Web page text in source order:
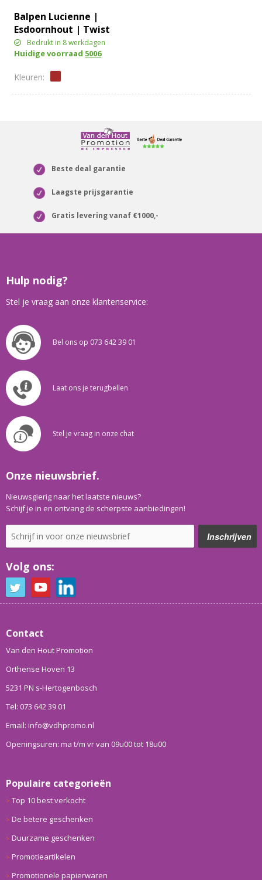
Balpen Lucienne |
Esdoornhout | Twist
Bedrukt in 8 werkdagen
Huidige voorraad 5006
Beste deal garantie
Laagste prijsgarantie
Gratis levering vanaf €1000,-
Hulp nodig?
Stel je vraag aan onze klantenservice:
Bel ons op 073 642 39 01
Laat ons je terugbellen
Stel je vraag in onze chat
Onze nieuwsbrief.
Nieuwsgierig naar het laatste nieuws?
Schijf je in en ontvang de scherpste aanbiedingen!
Volg ons:
Contact
Van den Hout Promotion
Orthense Hoven 13
5231 PN s-Hertogenbosch
Tel: 073 642 39 01
Email: info@vdhpromo.nl
Openingsuren: ma t/m vr van 09u00 tot 18u00
Populaire categorieën
Top 10 best verkocht
De betere geschenken
Duurzame geschenken
Promotieartikelen
Promotionele papierwaren